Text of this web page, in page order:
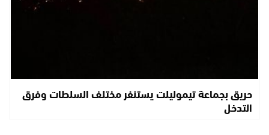
حريق بجماعة تيموليلت يستنفر مختلف السلطات وفرق
التدخل